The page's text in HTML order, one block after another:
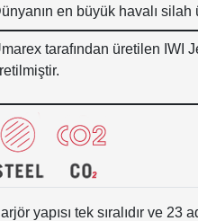
en büyük havalı
tarafından üretilen IWI
yapısı tek sıralıdır ve